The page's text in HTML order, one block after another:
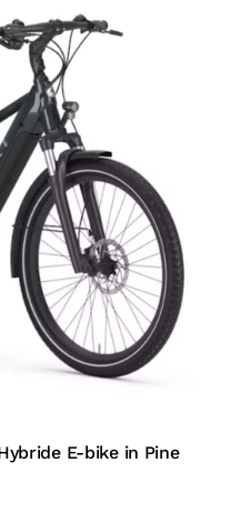
E-bike in Pine